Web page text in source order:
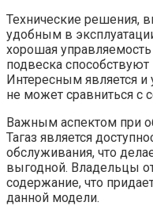
Технические решения,
удобным в
хорошая
подвеска
Интересным является и
не может сравниться
Важным аспектом при
Тагаз является
обслуживания, что
выгодной. Владельцы
содержание, что
данной модели.